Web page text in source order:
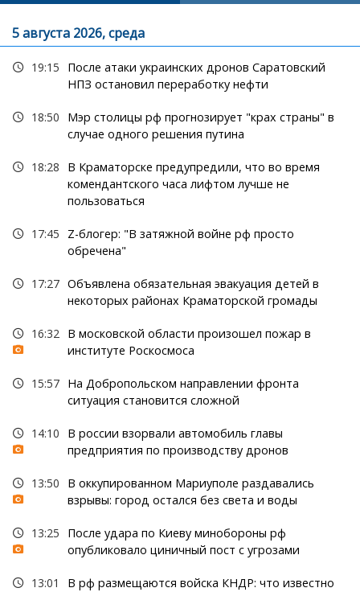
5 августа 2026, среда
19:15
После атаки украинских дронов Саратовский
НПЗ остановил переработку нефти
18:50
Мэр столицы рф прогнозирует "крах страны" в
случае одного решения путина
18:28
В Краматорске предупредили, что во время
комендантского часа лифтом лучше не
пользоваться
17:45
Z-блогер: "В затяжной войне рф просто
обречена"
17:27 Объявлена обязательная эвакуация детей в
некоторых районах Краматорской громады
16:32 В московской области произошел пожар в
институте Роскосмоса
15:57 На Добропольском направлении фронта
ситуация становится сложной
14:10
В россии взорвали автомобиль главы
предприятия по производству дронов
13:50
В оккупированном Мариуполе раздавались
взрывы: город остался без света и воды
13:25
После удара по Киеву минобороны рф
опубликовало циничный пост с угрозами
13:01 В рф размещаются войска КНДР: что известно